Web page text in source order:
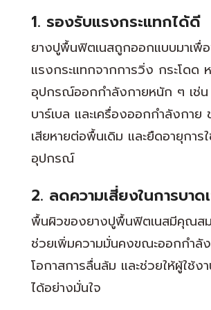
1. รองรับแรงกระแทกได้ดี
ยางปูพื้นฟิตเนสถูกออกแบบมาเพื่
แรงกระแทกจากการวิ่ง กระโดด
อุปกรณ์ออกกำลังกายหนัก ๆ เช่น
บาร์เบล และเครื่องออกกำลังกาย
เสียหายต่อพื้นเดิม และยืดอายุการ
อุปกรณ์
2. ลดความเสี่ยงในการบาด
พื้นผิวของยางปูพื้นฟิตเนสมีคุณส
ช่วยเพิ่มความมั่นคงขณะออกกำลั
โอกาสการลื่นล้ม และช่วยให้ผู้ใช้ง
ได้อย่างมั่นใจ